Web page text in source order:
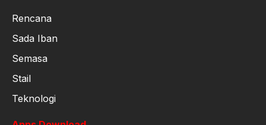
Rencana
Sada Iban
Semasa
Stail
Teknologi